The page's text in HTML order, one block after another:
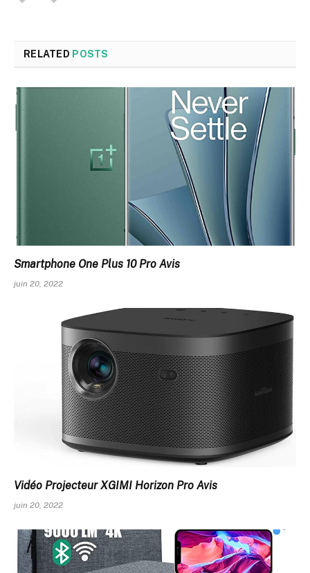
RELATED POSTS
Smartphone One Plus 10 Pro Avis
juin 20, 2022
Vidéo Projecteur XGIMI Horizon Pro Avis
juin 20, 2022